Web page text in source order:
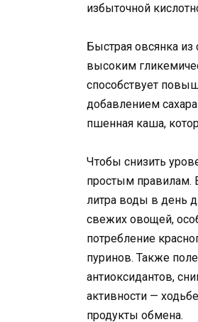
избыточной
Быстрая овсянка из
высоким
способствует
добавлением
пшенная каша,
Чтобы снизить
простым правилам.
литра воды в день
свежих овощей,
потребление
пуринов. Также
антиоксидантов,
активности —
продукты обмена.